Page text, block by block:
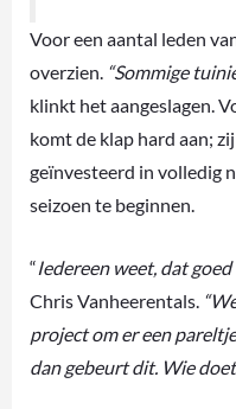
Voor een aantal leden
overzien. “Sommige
klinkt het aangeslagen.
komt de klap hard aan;
geïnvesteerd in volledig
seizoen te beginnen.
“Iedereen weet, dat
Chris Vanheerentals.
project om er een
dan gebeurt dit. Wie doet